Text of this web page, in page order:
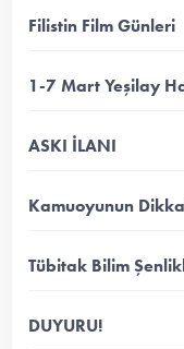
Filistin Film Günleri
1-7 Mart Yeşilay
ASKI İLANI
Kamuoyunun
Tübitak Bilim
DUYURU!